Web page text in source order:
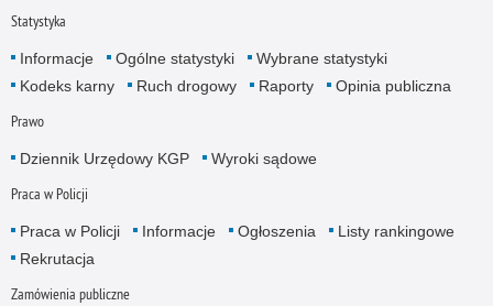
Statystyka
Informacje Ogólne statystyki
Wybrane statystyki
Kodeks karny
Ruch drogowy Raporty Opinia publiczna
Prawo
Dziennik Urzędowy KGP Wyroki sądowe
Praca w Policji
Praca w Policji Informacje Ogłoszenia
Listy rankingowe
Rekrutacja
Zamówienia publiczne